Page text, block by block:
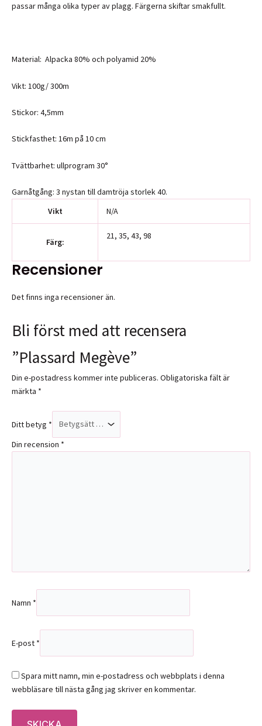
passar många olika typer av plagg. Färgerna skiftar smakfullt.
Material: Alpacka 80% och polyamid 20%
Vikt: 100g/ 300m
Stickor: 4,5mm
Stickfasthet: 16m på 10 cm
Tvättbarhet: ullprogram 30°
Garnåtgång: 3 nystan till damtröja storlek 40.
Vikt
N/A
Färg:
21, 35, 43, 98
Recensioner
Det finns inga recensioner än.
Bli först med att recensera
”Plassard Megève”
Din e-postadress kommer inte publiceras. Obligatoriska fält är
märkta *
Ditt betyg *
Din recension *
Namn *
E-post *
Spara mitt namn, min e-postadress och webbplats i denna
webbläsare till nästa gång jag skriver en kommentar.